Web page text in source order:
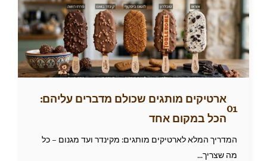
ארטיקים מותגים שכולם מדברים עליהם:
הכל במקום אחד
המדריך המלא לארטיקים מותגים: מקינדר ועד מגנום – כל
מה שצריך...